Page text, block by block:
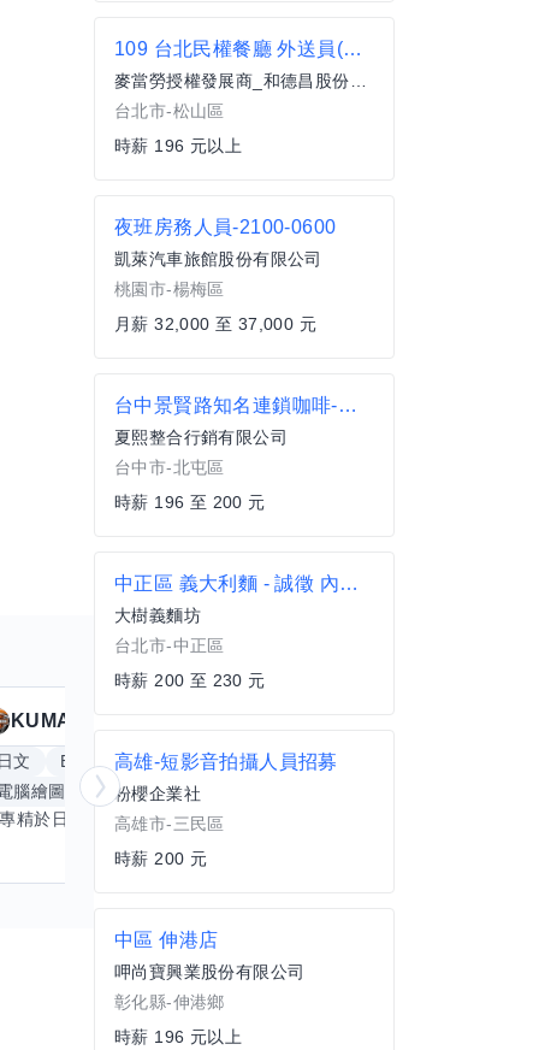
KUMA
文 Excel Word
PowerPoint
腦繪圖
手繪 影像剪輯與後製
109 台北民權餐廳 外送員(兼職)
麥當勞授權發展商_和德昌股份有限公司
台北市-松山區
時薪 196 元以上
夜班房務人員-2100-0600
凱萊汽車旅館股份有限公司
桃園市-楊梅區
月薪 32,000 至 37,000 元
台中景賢路知名連鎖咖啡-兼職人員
夏熙整合行銷有限公司
台中市-北屯區
時薪 196 至 200 元
中正區 義大利麵 - 誠徵 內場助手 晚班
大樹義麵坊
台北市-中正區
時薪 200 至 230 元
高雄-短影音拍攝人員招募
粉櫻企業社
高雄市-三民區
時薪 200 元
中區 伸港店
呷尚寶興業股份有限公司
彰化縣-伸港鄉
時薪 196 元以上